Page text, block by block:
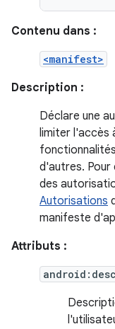
Contenu dans :
<manifest>
Description :
Déclare une
limiter l'accès
d'autres. Pour
des
Autorisations
manifeste
Attributs :